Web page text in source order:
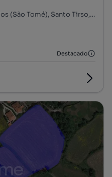
Rua do Espírito Santo, Negrelos (São Tomé), Santo Tirso, Porto
Destacado